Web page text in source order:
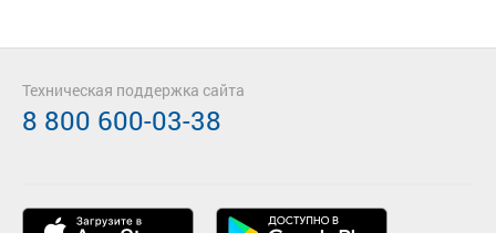
Техническая поддержка сайта
8 800 600-03-38